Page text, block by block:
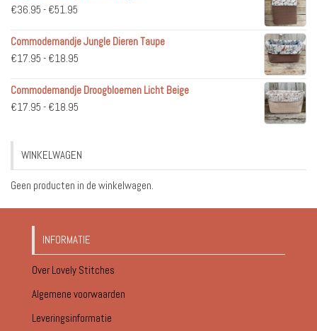
€36.95 - €51.95
tot
€51.95
Commodemandje Jungle Dieren Taupe
€17.95 - €18.95
tot
Commodemandje Droogbloemen Licht Beige
€17.95 - €18.95
€18.95
WINKELWAGEN
Geen producten in de winkelwagen.
INFORMATIE
Over Lovely Stitches
Algemene voorwaarden
Leveringsinformatie